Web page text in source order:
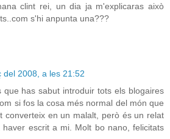
clint rei, un dia ja m'explicaras això
s'hi anpunta una???
del 2008, a les 21:52
que has sabut introduir tots els blogaires
si fos la cosa més normal del món que
converteix en un malalt, però és un relat
haver escrit a mi. Molt bo nano, felicitats